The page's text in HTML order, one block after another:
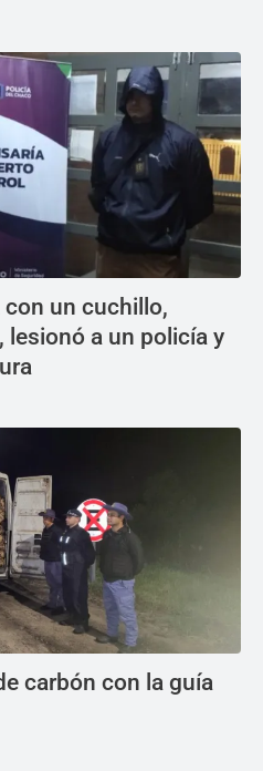
un cuchillo,
lesionó a un policía y
carbón con la guía